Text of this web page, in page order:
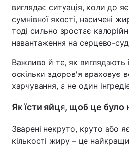
виглядає ситуація, коли до
сумнівної якості, насичені
тоді сильно зростає
навантаження на серцево-
Важливо й те, як виглядають
оскільки здоров'я враховує
харчування, а не один
Як їсти яйця, щоб це було
Зварені некруто, круто або
кількості жиру – це